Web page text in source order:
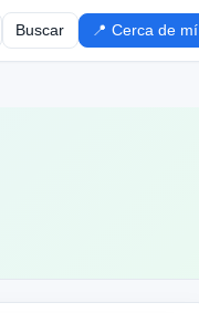
Buscar 📍 Cerca de mí